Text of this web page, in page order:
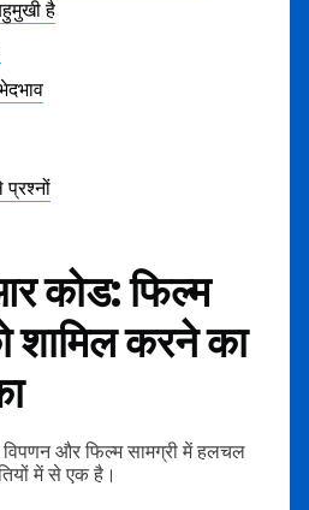
है
कोड: फिल्म
शामिल करने का
और फिल्म सामग्री में हलचल
में से एक है।